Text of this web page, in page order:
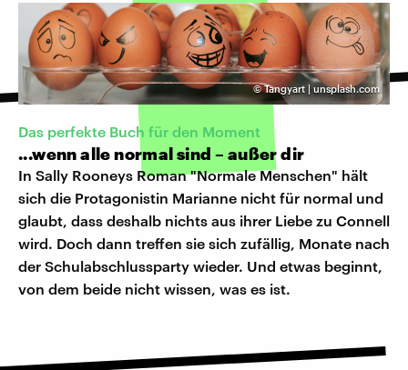
©Tangyart | unsplash.com
Das perfekte Buch für den Moment
...wenn alle normal sind – außer dir
In Sally Rooneys Roman "Normale Menschen" hält
sich die Protagonistin Marianne nicht für normal und
glaubt, dass deshalb nichts aus ihrer Liebe zu Connell
wird. Doch dann treffen sie sich zufällig, Monate nach
der Schulabschlussparty wieder. Und etwas beginnt,
von dem beide nicht wissen, was es ist.